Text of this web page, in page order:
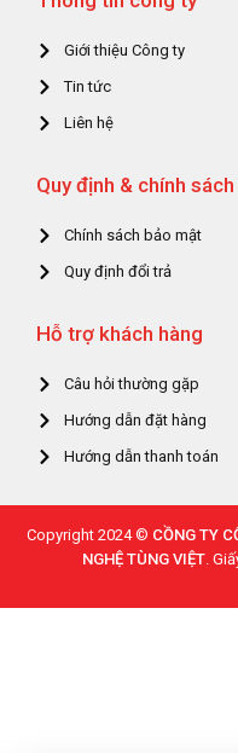
Giới thiệu Công ty
Tin tức
Liên hệ
Quy định & chính
Chính sách bảo mật
Quy định đổi trả
Hỗ trợ khách hàng
Câu hỏi thường gặp
Hướng dẫn đặt hàng
Hướng dẫn thanh toán
Copyright 2024 © CỒNG TY
NGHỆ TÙNG VIỆT .